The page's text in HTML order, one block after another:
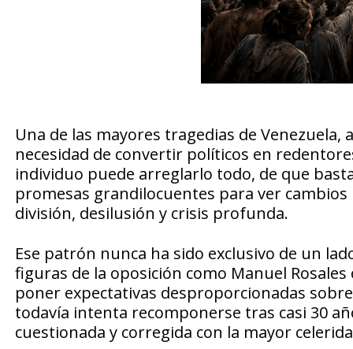
Una de las mayores tragedias de
necesidad de convertir políticos en
individuo puede arreglarlo todo, de que
promesas grandilocuentes para ver
división, desilusión y crisis profunda.
Ese patrón nunca ha sido exclusivo de un
figuras de la oposición como Manuel
poner expectativas desproporcionadas
todavía intenta recomponerse tras casi 30
cuestionada y corregida con la mayor